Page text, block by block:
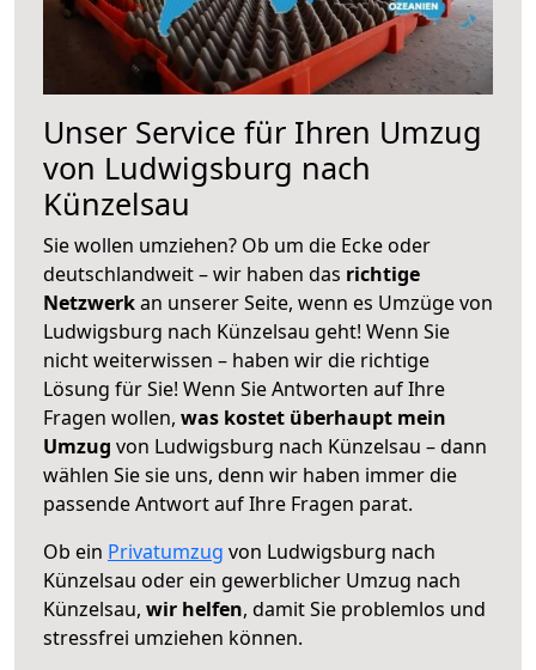
Unser Service für Ihren Umzug
von Ludwigsburg nach
Künzelsau
Sie wollen umziehen? Ob um die Ecke oder
deutschlandweit – wir haben das richtige
Netzwerkan unserer Seite, wenn es Umzüge von
Ludwigsburg nach Künzelsau geht! Wenn Sie
nicht weiterwissen – haben wir die richtige
Lösung für Sie! Wenn Sie Antworten auf Ihre
Fragen wollen, was kostet überhaupt mein
Umzug von Ludwigsburg nach Künzelsau – dann
wählen Sie sie uns, denn wir haben immer die
passende Antwort auf Ihre Fragen parat.
Ob ein Privatumzug von Ludwigsburg nach
Künzelsau oder ein gewerblicher Umzug nach
Künzelsau, wir helfen, damit Sie problemlos und
stressfrei umziehen können.